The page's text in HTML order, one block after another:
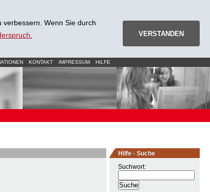
Wenn Sie durch
VERSTANDEN
KONTAKT IMPRESSUM HILFE
Hilfe - Suche
Suchwort: